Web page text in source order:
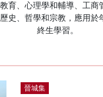
育、心理學和輔導、工商
史、哲學和宗教，應用於
終生學習。
晉城集